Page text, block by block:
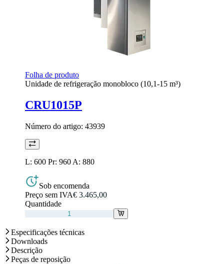
Folha de produto
Unidade de refrigeração monobloco (10,1-15 m³)
CRU1015P
Número do artigo: 43939
L: 600 Pr: 960 A: 880
Sob encomenda
Preço sem IVA€ 3.465,00
Quantidade
Especificações técnicas
Downloads
Descrição
Peças de reposição